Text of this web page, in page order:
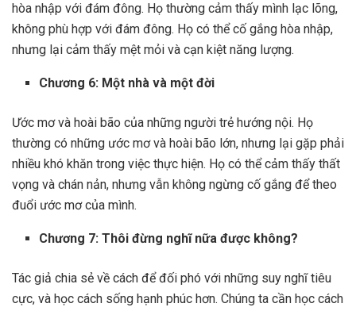
hòa nhập với đám đông. Họ thường cảm thấy mình lạc lõng,
không phù hợp với đám đông. Họ có thể cố gắng hòa nhập,
nhưng lại cảm thấy mệt mỏi và cạn kiệt năng lượng.
Chương 6: Một nhà và một đời
Ước mơ và hoài bão của những người trẻ hướng nội. Họ
thường có những ước mơ và hoài bão lớn, nhưng lại gặp phải
nhiều khó khăn trong việc thực hiện. Họ có thể cảm thấy thất
vọng và chán nản, nhưng vẫn không ngừng cố gắng để theo
đuổi ước mơ của mình.
Chương 7: Thôi đừng nghĩ nữa được không?
Tác giả chia sẻ về cách để đối phó với những suy nghĩ tiêu
cực, và học cách sống hạnh phúc hơn. Chúng ta cần học cách